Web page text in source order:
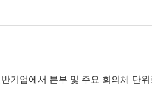
기업에서 본부 및 주요 회의체 단